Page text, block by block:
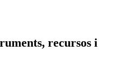
recursos i